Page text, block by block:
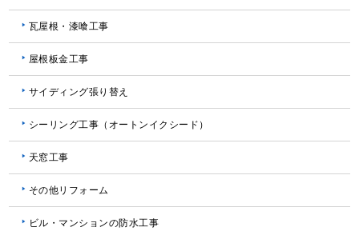
瓦屋根・漆喰工事
屋根板金工事
サイディング張り替え
シーリング工事（オートンイクシード）
天窓工事
その他リフォーム
ビル・マンションの防水工事